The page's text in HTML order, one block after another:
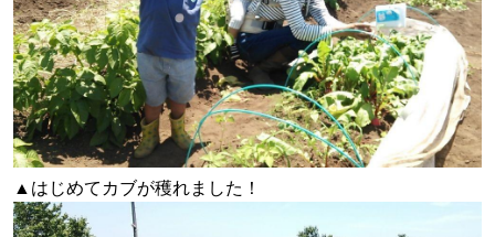
▲はじめてカブが穫れました！